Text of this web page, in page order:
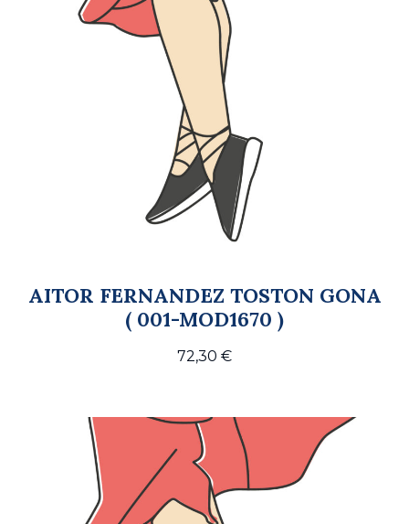
AITOR FERNANDEZ TOSTON GONA
( 001-MOD1670 )
72,30 €